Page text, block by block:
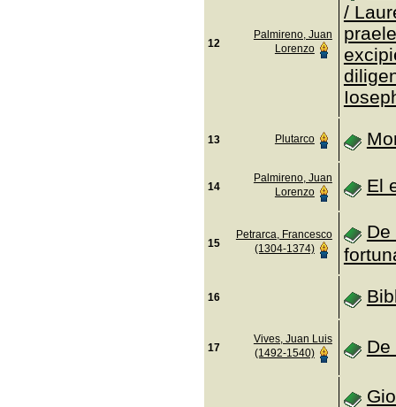
12
Palmireno, Juan
Lorenzo
/
13 Plutarco
14
Palmireno, Juan
Lorenzo
El
15
Petrarca, Francesco
(1304-1374)
De
16
17
Vives, Juan Luis
(1492-1540)
De